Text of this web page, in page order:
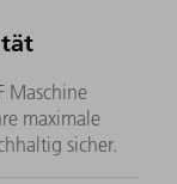
Maschine
maximale
sicher.